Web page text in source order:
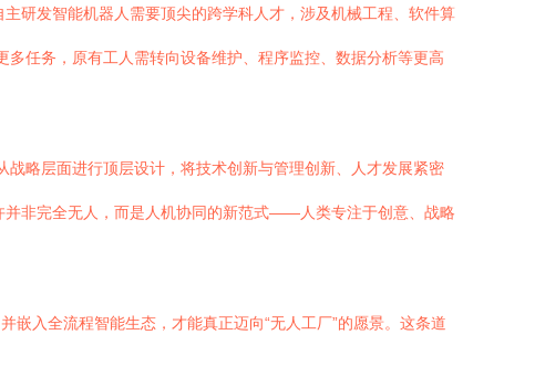
研发智能机器人需要顶尖的跨学科人才，涉及机械工程、软件算
任务，原有工人需转向设备维护、程序监控、数据分析等更高
略层面进行顶层设计，将技术创新与管理创新、人才发展紧密
并非完全无人，而是人机协同的新范式——人类专注于创意、战略
嵌入全流程智能生态，才能真正迈向“无人工厂”的愿景。这条道